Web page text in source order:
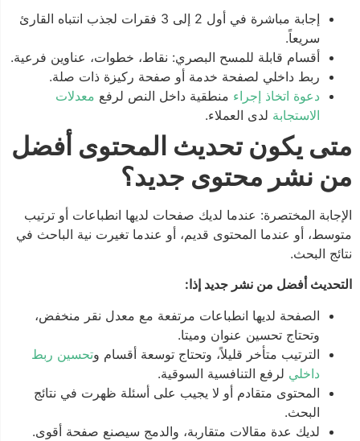
إجابة مباشرة في أول 2 إلى 3 فقرات لجذب انتباه القارئ
سريعاً.
أقسام قابلة للمسح البصري: نقاط، خطوات، عناوين فرعية.
ربط داخلي لصفحة خدمة أو صفحة ركيزة ذات صلة.
دعوة اتخاذ إجراءمنطقية داخل النص لرفع معدلات
الاستجابةلدى العملاء.
متى يكون تحديث المحتوى أفضل
من نشر محتوى جديد؟
الإجابة المختصرة: عندما لديك صفحات لديها انطباعات أو ترتيب
متوسط، أو عندما المحتوى قديم، أو عندما تغيرت نية الباحث في
نتائج البحث.
التحديث أفضل من نشر جديد إذا:
الصفحة لديها انطباعات مرتفعة مع معدل نقر منخفض،
وتحتاج تحسين عنوان وميتا.
الترتيب متأخر قليلاً، وتحتاج توسعة أقسام وتحسين ربط
داخلي لرفع التنافسية السوقية.
المحتوى متقادم أو لا يجيب على أسئلة ظهرت في نتائج
البحث.
لديك عدة مقالات متقاربة، والدمج سيصنع صفحة أقوى.